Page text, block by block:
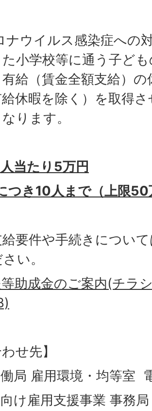
ナウイルス感染症への
小学校等に通う子ど
給（賃金全額支給）
休暇を除く）を取得
ります。
当たり5万円
つき10人まで（上限50
要件や手続きについ
い。
助成金のご案内(チラ
せ先】
局 雇用環境・均等室
け雇用支援事業 事務